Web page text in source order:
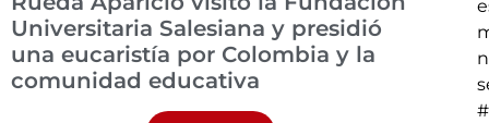
Universitaria Salesiana y presidió
una eucaristía por Colombia y la
comunidad educativa